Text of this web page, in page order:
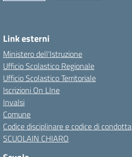
Link esterni
Ministero dell'Istruzione
Ufficio Scolastico Regionale
Ufficio Scolastico Territoriale
Iscrizioni On LIne
Invalsi
Comune
Codice disciplinare e codice di condotta
SCUOLAIN CHIARO